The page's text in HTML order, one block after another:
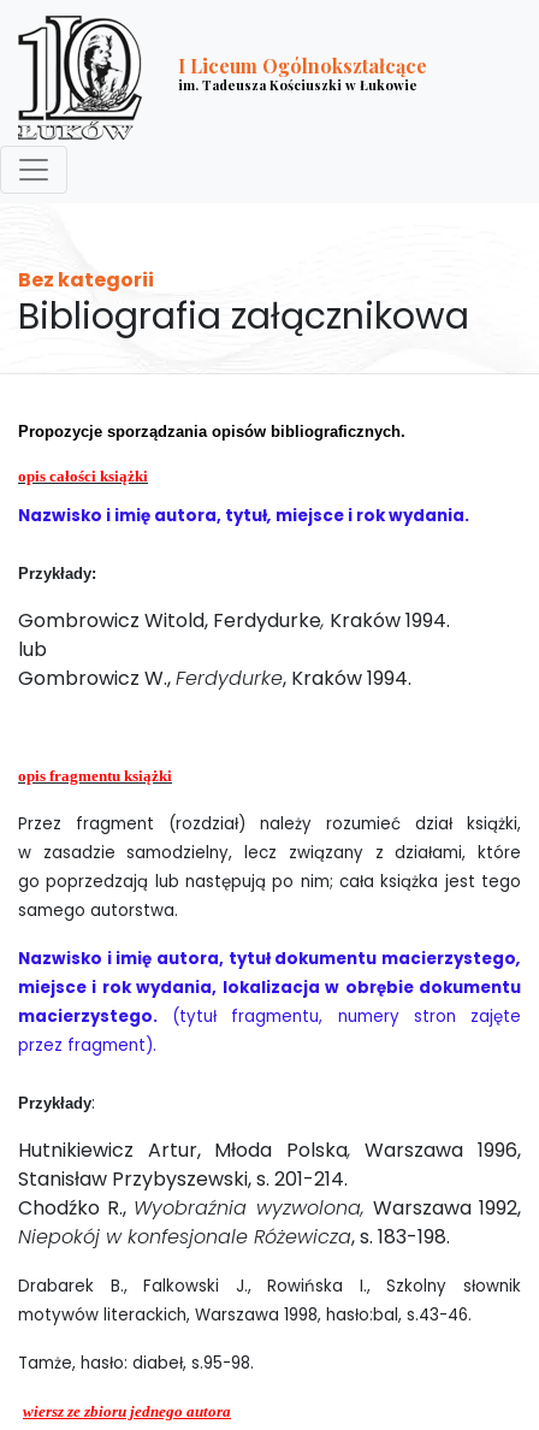
I Liceum Ogólnokształcące
im. Tadeusza Kościuszki w Łukowie
Bez kategorii
Bibliografia załącznikowa
Propozycje sporządzania opisów bibliograficznych.
opis całości książki
Nazwisko i imię autora, tytuł, miejsce i rok wydania.
Przykłady:
Gombrowicz Witold, Ferdydurke, Kraków 1994.
lub
Gombrowicz W.,Ferdydurke, Kraków 1994.
opis fragmentu książki
Przez fragment (rozdział) należy rozumieć dział książki,
w zasadzie samodzielny, lecz związany z działami, które
go poprzedzają lub następują po nim; cała książka jest tego
samego autorstwa.
Nazwisko i imię autora, tytuł dokumentu macierzystego,
miejsce i rok wydania, lokalizacja w obrębie dokumentu
macierzystego. (tytuł fragmentu, numery stron zajęte
przez fragment).
Przykłady:
Hutnikiewicz Artur, Młoda Polska, Warszawa 1996,
Stanisław Przybyszewski, s. 201-214.
Chodźko R., Wyobraźnia wyzwolona, Warszawa 1992,
Niepokój w konfesjonale Różewicza, s. 183-198.
Drabarek B., Falkowski J., Rowińska I., Szkolny słownik
motywów literackich, Warszawa 1998, hasło:bal, s.43-46.
Tamże, hasło: diabeł, s.95-98.
wiersz ze zbioru jednego autora